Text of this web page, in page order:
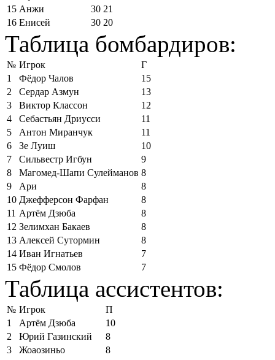
15 Анжи 30 21
16 Енисей 30 20
Таблица бомбардиров:
№ Игрок
Г
1
Фёдор Чалов
15
2
Сердар Азмун
13
3
Виктор Классон
12
4
Себастьян Дриусси
11
5
Антон Миранчук
11
6
Зе Луиш
10
7
Сильвестр Игбун
9
8
Магомед-Шапи Сулейманов 8
9
Ари
8
10 Джефферсон Фарфан
8
11 Артём Дзюба
8
12 Зелимхан Бакаев
8
13 Алексей Сутормин
8
14 Иван Игнатьев
7
15 Фёдор Смолов 7
Таблица ассистентов:
№ Игрок
П
1
Артём Дзюба
10
2
Юрий Газинский
8
3
Жоаозиньо
8